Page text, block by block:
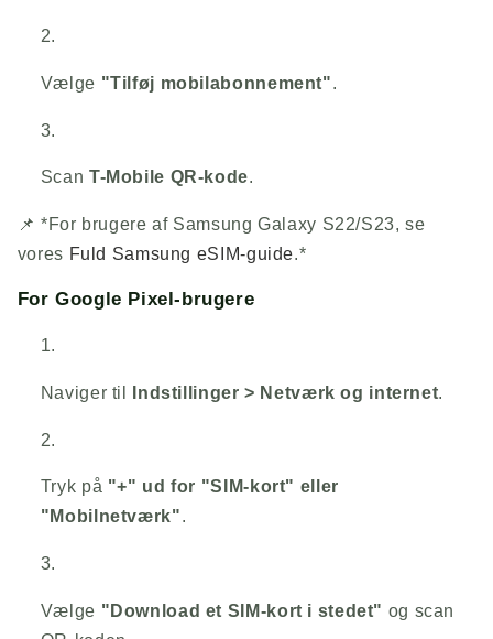
Vælge "Tilføj mobilabonnement".
Scan T-Mobile QR-kode.
📌 *For brugere af Samsung Galaxy S22/S23, se
vores Fuld Samsung eSIM-guide.*
For Google Pixel-brugere
Naviger til Indstillinger > Netværk og internet.
Tryk på "+" ud for "SIM-kort" eller
"Mobilnetværk".
Vælge "Download et SIM-kort i stedet" og scan